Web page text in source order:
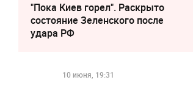
"Пока Киев горел". Раскрыто
состояние Зеленского после
удара РФ
10 июня, 19:31